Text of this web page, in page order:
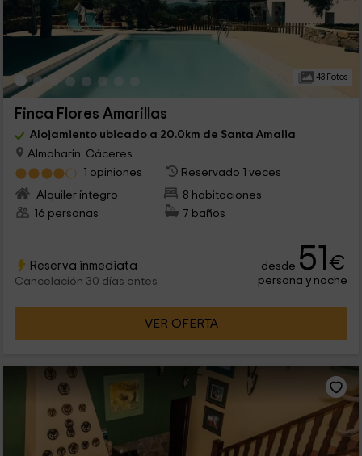
43 Fotos
Finca Flores Amarillas
Alojamiento ubicado a 20.0km de Santa Amalia
Almoharin, Cáceres
1 opiniones
Reservado 1 veces
Alquiler íntegro
8 habitaciones
16 personas
7 baños
Reserva inmediata
Cancelación 30 días antes
desde 51€
persona y noche
VER OFERTA